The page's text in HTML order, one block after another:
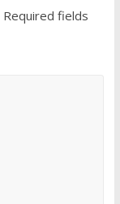
Required fields